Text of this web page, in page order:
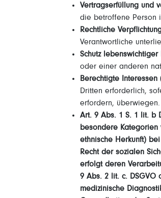
Vertragserfüllung und
die betroffene Person
Rechtliche
Verantwortliche
Schutz
oder einer anderen
Berechtigte
Dritten erforderlich,
erfordern, überwiegen.
Art. 9 Abs. 1 S. 1 lit. b
besondere
ethnische Herkunft)
Recht der sozialen
erfolgt deren
9 Abs. 2 lit. c.
medizinische